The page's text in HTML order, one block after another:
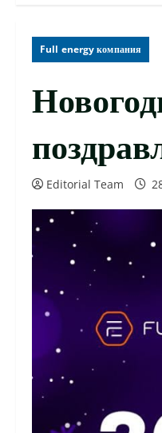
Full energy компания
Editorial Team